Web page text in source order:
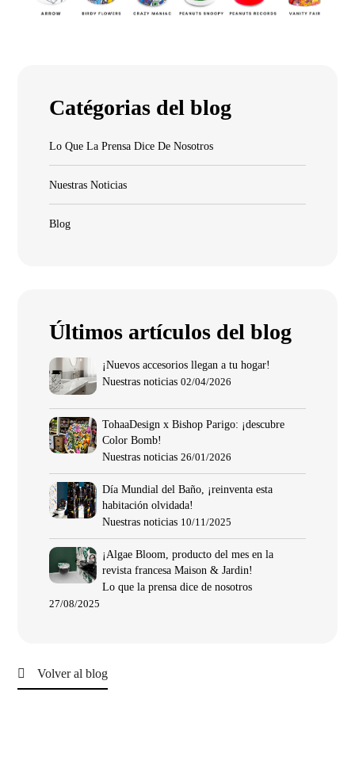
Catégorias del blog
Lo Que La Prensa Dice De Nosotros
Nuestras Noticias
Blog
Últimos artículos del blog
¡Nuevos accesorios llegan a tu hogar!
Nuestras noticias 02/04/2026
TohaaDesign x Bishop Parigo: ¡descubre
Color Bomb!
Nuestras noticias 26/01/2026
Día Mundial del Baño, ¡reinventa esta
habitación olvidada!
Nuestras noticias 10/11/2025
¡Algae Bloom, producto del mes en la
revista francesa Maison & Jardin!
Lo que la prensa dice de nosotros
27/08/2025
Volver al blog